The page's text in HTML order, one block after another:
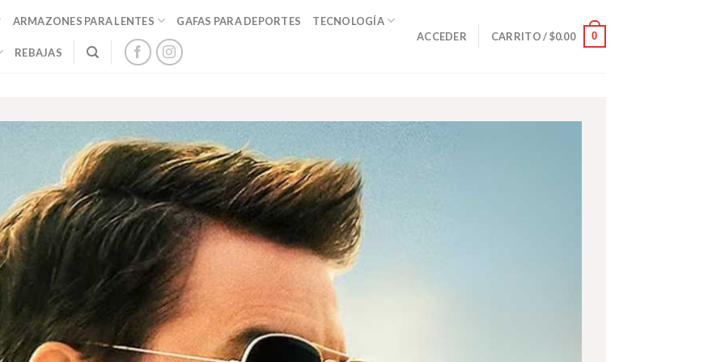
ARMAZONES PARA LENTES GAFAS PARA DEPORTES TECNOLOGÍA
REBAJAS
ACCEDER CARRITO /$0.00 0